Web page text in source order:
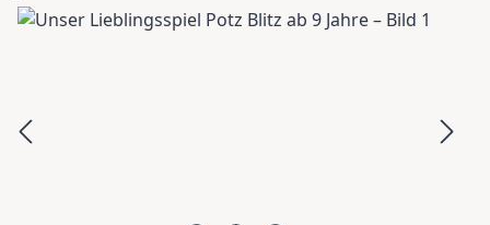
Bildergalerie überspringen